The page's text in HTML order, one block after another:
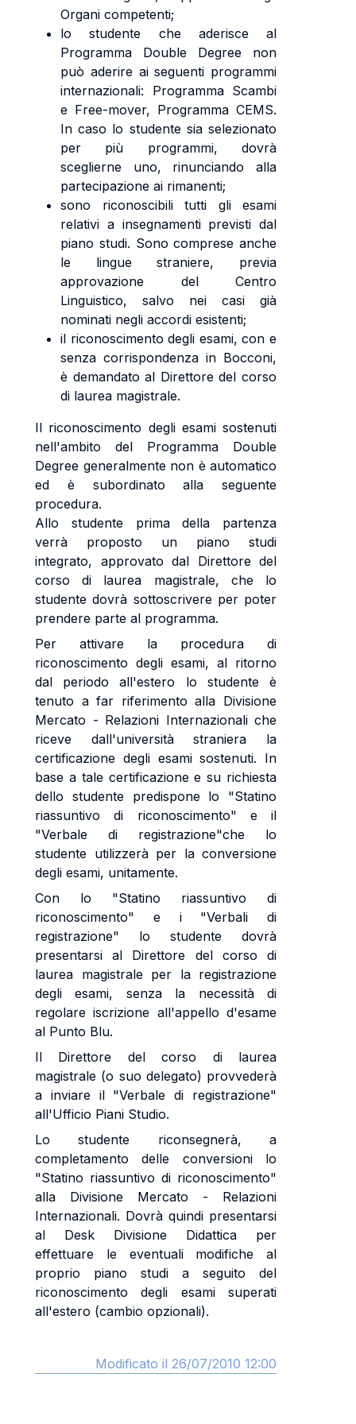
Organi competenti;
lo studente che aderisce al
Programma Double Degree non
può aderire ai seguenti programmi
internazionali: Programma Scambi
e Free-mover, Programma CEMS.
In caso lo studente sia selezionato
per più programmi, dovrà
sceglierne uno, rinunciando alla
partecipazione ai rimanenti;
sono riconoscibili tutti gli esami
relativi a insegnamenti previsti dal
piano studi. Sono comprese anche
le lingue straniere, previa
approvazione del Centro
Linguistico, salvo nei casi già
nominati negli accordi esistenti;
il riconoscimento degli esami, con e
senza corrispondenza in Bocconi,
è demandato al Direttore del corso
di laurea magistrale.
Il riconoscimento degli esami sostenuti
nell'ambito del Programma Double
Degree generalmente non è automatico
ed è subordinato alla seguente
procedura.
Allo studente prima della partenza
verrà proposto un piano studi
integrato, approvato dal Direttore del
corso di laurea magistrale, che lo
studente dovrà sottoscrivere per poter
prendere parte al programma.
Per attivare la procedura di
riconoscimento degli esami, al ritorno
dal periodo all'estero lo studente è
tenuto a far riferimento alla Divisione
Mercato - Relazioni Internazionali che
riceve dall'università straniera la
certificazione degli esami sostenuti. In
base a tale certificazione e su richiesta
dello studente predispone lo "Statino
riassuntivo di riconoscimento" e il
"Verbale di registrazione"che lo
studente utilizzerà per la conversione
degli esami, unitamente.
Con lo "Statino riassuntivo di
riconoscimento" e i "Verbali di
registrazione" lo studente dovrà
presentarsi al Direttore del corso di
laurea magistrale per la registrazione
degli esami, senza la necessità di
regolare iscrizione all'appello d'esame
al Punto Blu.
Il Direttore del corso di laurea
magistrale (o suo delegato) provvederà
a inviare il "Verbale di registrazione"
all'Ufficio Piani Studio.
Lo studente riconsegnerà, a
completamento delle conversioni lo
"Statino riassuntivo di riconoscimento"
alla Divisione Mercato - Relazioni
Internazionali. Dovrà quindi presentarsi
al Desk Divisione Didattica per
effettuare le eventuali modifiche al
proprio piano studi a seguito del
riconoscimento degli esami superati
all'estero (cambio opzionali).
Modificato il 26/07/2010 12:00